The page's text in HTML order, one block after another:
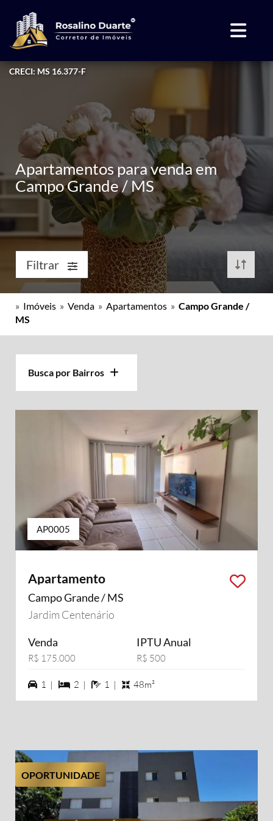
CRECI: MS 16.377-F
Apartamentos para venda em
Campo Grande / MS
Filtrar
» Imóveis » Venda » Apartamentos » Campo Grande /
MS
Busca por Bairros
AP0005
Apartamento
Campo Grande / MS
Jardim Centenário
Venda
R$ 175.000
IPTU Anual
R$ 500
1 vagas na garagem
1 | 2 dormiórios
2 | 1 banheiros
1 | 48m²
OPORTUNIDADE